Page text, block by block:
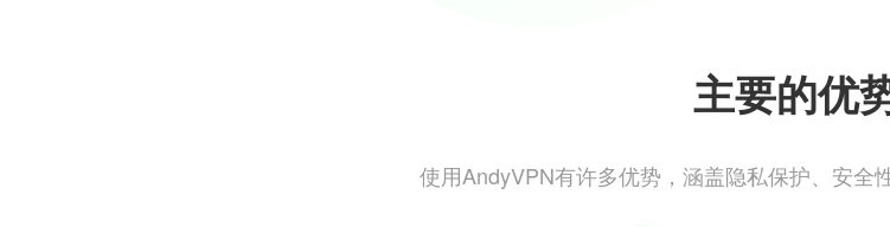
主要的优
使用AndyVPN有许多优势，涵盖隐私保护、安全